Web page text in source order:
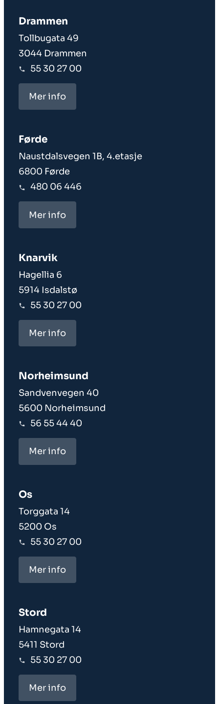
Drammen
Tollbugata 49
3044 Drammen
55 30 27 00
Mer info
Førde
Naustdalsvegen 1B, 4.etasje
6800 Førde
480 06 446
Mer info
Knarvik
Hagellia 6
5914 Isdalstø
55 30 27 00
Mer info
Norheim­sund
Sandvenvegen 40
5600 Norheimsund
56 55 44 40
Mer info
Os
Torggata 14
5200 Os
55 30 27 00
Mer info
Stord
Hamnegata 14
5411 Stord
55 30 27 00
Mer info